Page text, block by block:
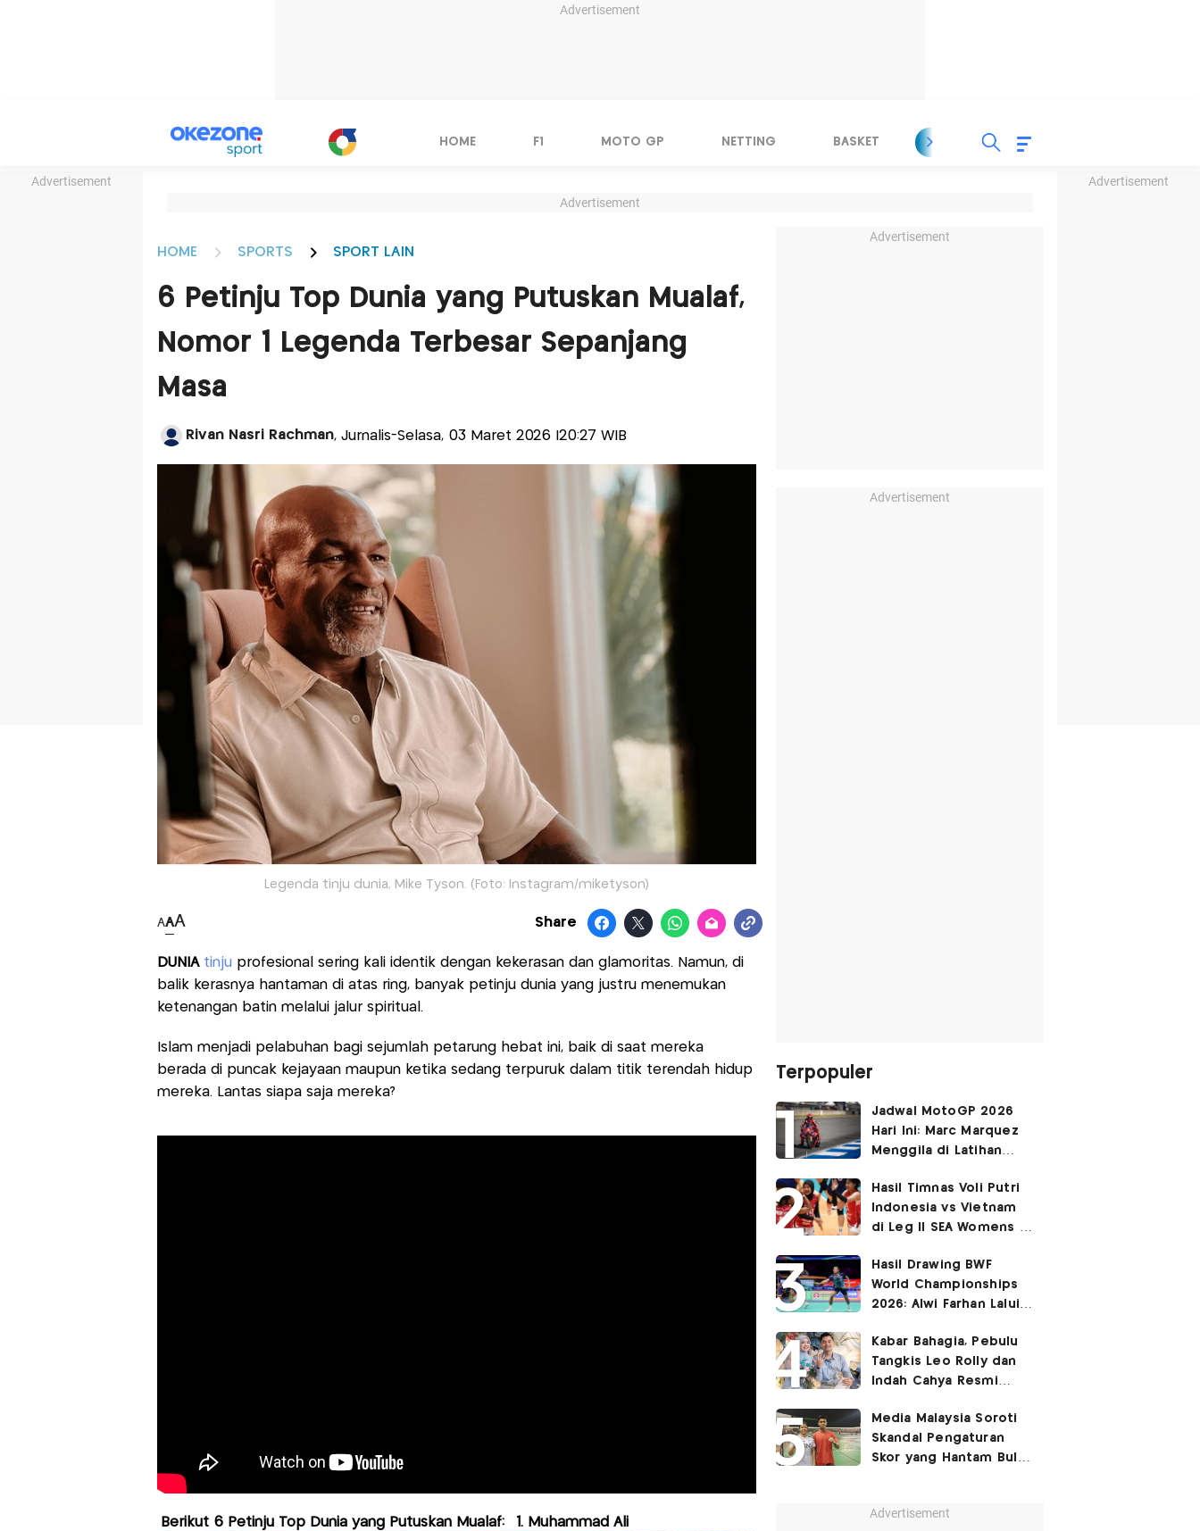
Advertisement
Advertisement Advertisement
HOME F1 MOTO GP NETTING BASKET SPORT LAIN
Advertisement
HOME SPORTS SPORT LAIN
6 Petinju Top Dunia yang Putuskan Mualaf,
Nomor 1 Legenda Terbesar Sepanjang
Masa
Rivan Nasri Rachman, Jurnalis-Selasa, 03 Maret 2026 |20:27 WIB
Legenda tinju dunia, Mike Tyson. (Foto: Instagram/miketyson)
AAA Share
DUNIA tinju profesional sering kali identik dengan kekerasan dan glamoritas. Namun, di
balik kerasnya hantaman di atas ring, banyak petinju dunia yang justru menemukan
ketenangan batin melalui jalur spiritual.
Islam menjadi pelabuhan bagi sejumlah petarung hebat ini, baik di saat mereka
berada di puncak kejayaan maupun ketika sedang terpuruk dalam titik terendah hidup
mereka. Lantas siapa saja mereka?
Berikut 6 Petinju Top Dunia yang Putuskan Mualaf: 1. Muhammad Ali
Advertisement
Advertisement
Terpopuler
Jadwal MotoGP 2026
Hari Ini: Marc Marquez
Menggila di Latihan
Hasil Timnas Voli Putri
Indonesia vs Vietnam
di Leg II SEA Womens V
Garuda Pertiwi Menang
3-2
Hasil Drawing BWF
World Championships
2026: Alwi Farhan Lalui
DapatBye
Kabar Bahagia, Pebulu
Tangkis Leo Rolly dan
Indah Cahya Resmi
Media Malaysia Soroti
Skandal Pengaturan
Skor yang Hantam Bulu
Advertisement